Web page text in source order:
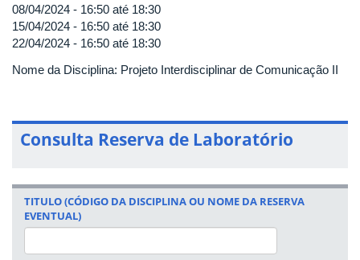
08/04/2024 - 16:50 até 18:30
15/04/2024 - 16:50 até 18:30
22/04/2024 - 16:50 até 18:30
Nome da Disciplina: Projeto Interdisciplinar de Comunicação II
Consulta Reserva de Laboratório
TITULO (CÓDIGO DA DISCIPLINA OU NOME DA RESERVA
EVENTUAL)